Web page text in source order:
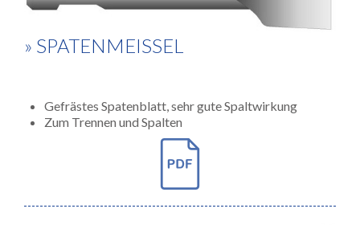
» SPATENMEISSEL
Gefrästes Spatenblatt, sehr gute Spaltwirkung
Zum Trennen und Spalten